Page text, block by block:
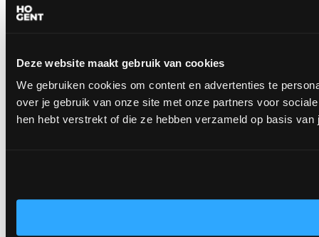
Deze website maakt gebruik van cookies
We gebruiken cookies om content en advertenties te
over je gebruik van onze site met onze partners voor
hen hebt verstrekt of die ze hebben verzameld op basis van